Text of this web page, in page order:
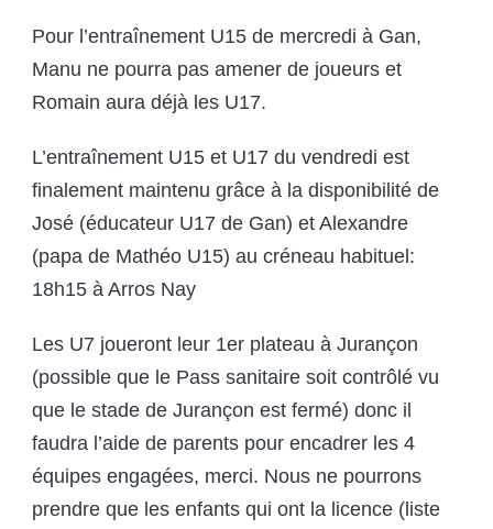
Pour l’entraînement U15 de mercredi à Gan,
Manu ne pourra pas amener de joueurs et
Romain aura déjà les U17.
L’entraînement U15 et U17 du vendredi est
finalement maintenu grâce à la disponibilité de
José (éducateur U17 de Gan) et Alexandre
(papa de Mathéo U15) au créneau habituel:
18h15 à Arros Nay
Les U7 joueront leur 1er plateau à Jurançon
(possible que le Pass sanitaire soit contrôlé vu
que le stade de Jurançon est fermé) donc il
faudra l’aide de parents pour encadrer les 4
équipes engagées, merci. Nous ne pourrons
prendre que les enfants qui ont la licence (liste